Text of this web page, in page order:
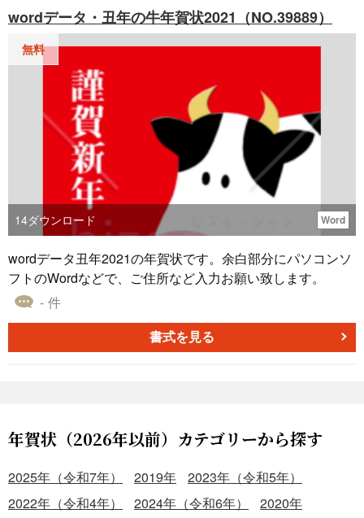
wordデータ・丑年の牛年賀状2021（NO.39889）
無料
14ダウンロード Word
wordデータ丑年2021の年賀状です。余白部分にパソコンソ
フトのWordなどで、ご住所など入力お願い致します。
- 件
書式を見る
年賀状（2026年以前）カテゴリーから探す
2025年（令和7年） 2019年
2023年（令和5年）
2022年（令和4年）
2024年（令和6年）
2020年